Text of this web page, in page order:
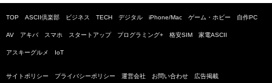
TOP ASCII倶楽部 ビジネス TECH デジタル iPhone/Mac ゲーム・ホビー 自作PC
AV アキバ スマホ スタートアップ プログラミング+ 格安SIM 家電ASCII
アスキーグルメ IoT
サイトポリシー プライバシーポリシー 運営会社 お問い合わせ 広告掲載